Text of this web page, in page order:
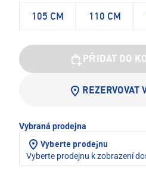
105 CM 110 CM
PŘIDAT DO
REZERVOVAT
Vybraná prodejna
Vyberte prodejnu
Vyberte prodejnu k zobrazení